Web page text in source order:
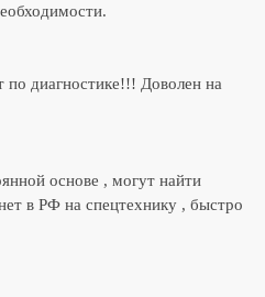
диагностике!!! Доволен на
основе , могут найти
в РФ на спецтехнику , быстро